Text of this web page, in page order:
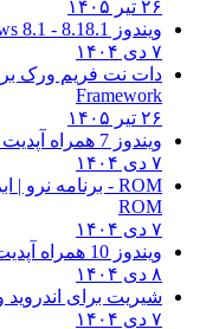
ویندوز 8.1 8.1 - Microsoft Windows 8.1
دات نت فریم ورک برای
Framework
ویندوز 7 همراه آپدیت 7 SP1
ROM - برنامه نرو | ابزار رایت حرفه ای و
ویندوز 10 همراه آپدیت 10 22H2
شیریت برای اندروید و